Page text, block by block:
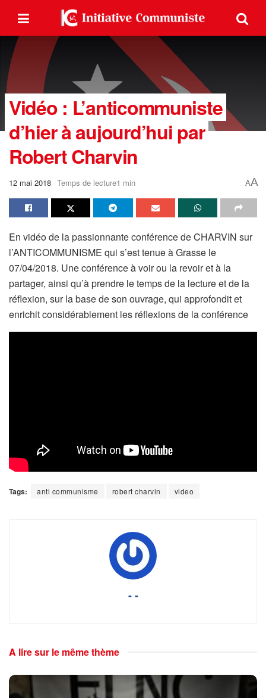
Vidéo : L’anticommuniste
d’hier à aujourd’hui par
Robert Charvin
12 mai 2018 Temps de lecture1 min AA
En vidéo de la passionnante conférence de CHARVIN sur
l’ANTICOMMUNISME qui s’est tenue à Grasse le
07/04/2018. Une conférence à voir ou la revoir et à la
partager, ainsi qu’à prendre le temps de la lecture et de la
réflexion, sur la base de son ouvrage, qui approfondit et
enrichit considérablement les réflexions de la conférence
Tags: anti communisme robert charvin video
- -
A lire sur le même thème